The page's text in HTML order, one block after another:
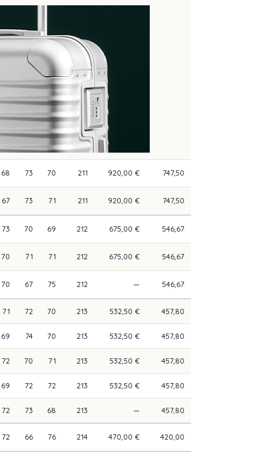
68 73 70 211 920,00 € 747,50
67 73 71 211 920,00 € 747,50
73 70 69 212 675,00 € 546,67
70 71 71 212 675,00 € 546,67
70 67 75 212 — 546,67
71 72 70 213 532,50 € 457,80
69 74 70 213 532,50 € 457,80
72 70 71 213 532,50 € 457,80
69 72 72 213 532,50 € 457,80
72 73 68 213 — 457,80
72 66 76 214 470,00 € 420,00